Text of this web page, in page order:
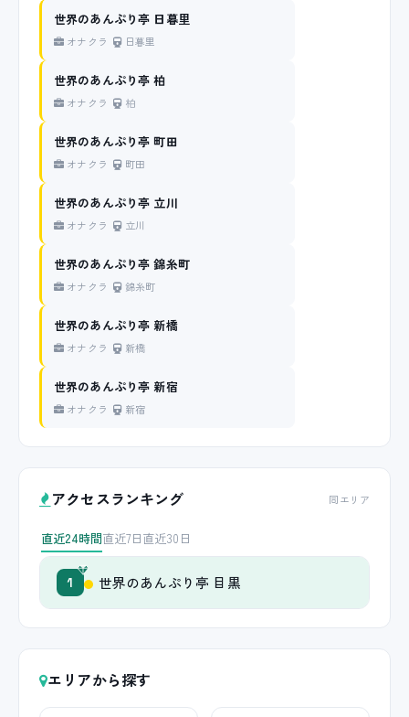
世界のあんぷり亭 日暮里
オナクラ 日暮里
世界のあんぷり亭 柏
オナクラ 柏
世界のあんぷり亭 町田
オナクラ 町田
世界のあんぷり亭 立川
オナクラ 立川
世界のあんぷり亭 錦糸町
オナクラ 錦糸町
世界のあんぷり亭 新橋
オナクラ 新橋
世界のあんぷり亭 新宿
オナクラ 新宿
アクセスランキング 同エリア
直近24時間直近7日直近30日
1 世界のあんぷり亭 目黒
エリアから探す